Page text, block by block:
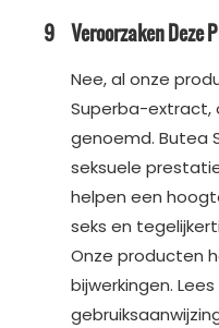
9 Veroorzaken
Nee, al onze
Superba-extract,
genoemd. Butea
seksuele
helpen een
seks en
Onze producten
bijwerkingen.